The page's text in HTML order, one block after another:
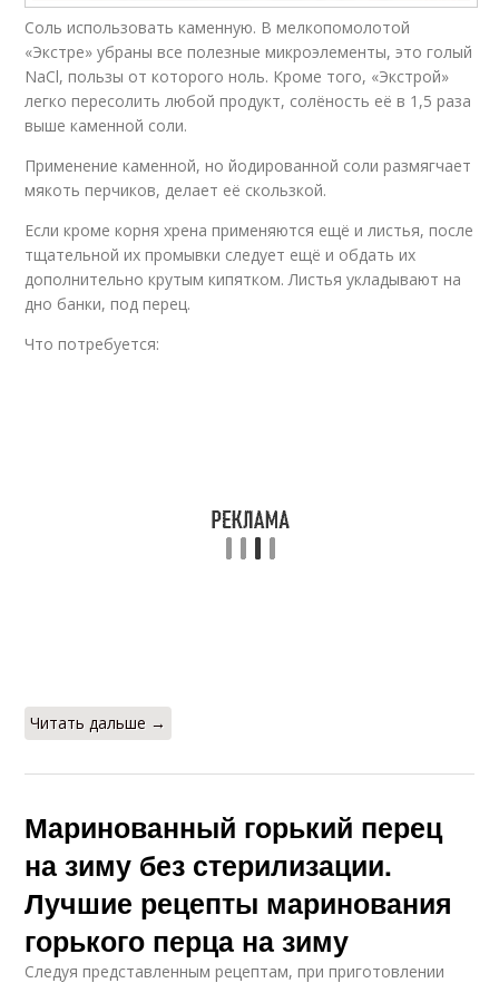
Соль использовать каменную. В мелкопомолотой
«Экстре» убраны все полезные микроэлементы, это голый
NaCl, пользы от которого ноль. Кроме того, «Экстрой»
легко пересолить любой продукт, солёность её в 1,5 раза
выше каменной соли.
Применение каменной, но йодированной соли размягчает
мякоть перчиков, делает её скользкой.
Если кроме корня хрена применяются ещё и листья, после
тщательной их промывки следует ещё и обдать их
дополнительно крутым кипятком. Листья укладывают на
дно банки, под перец.
Что потребуется:
Читать дальше →
Маринованный горький перец
на зиму без стерилизации.
Лучшие рецепты маринования
горького перца на зиму
Следуя представленным рецептам, при приготовлении